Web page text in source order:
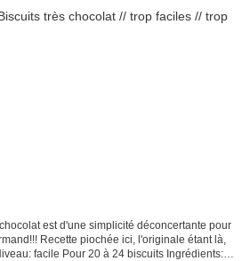
est d'une simplicité déconcertante pour
Recette piochée ici, l'originale étant là,
facile Pour 20 à 24 biscuits Ingrédients: